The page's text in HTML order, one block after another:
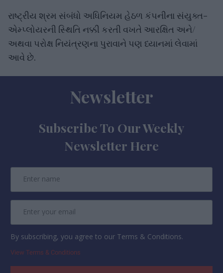
રાષ્ટ્રીય શ્રમ સંબંધો અધિનિયમ હેઠળ કંપનીના સંયુક્ત-
એમ્પ્લોયરની સ્થિતિ નક્કી કરતી વખતે આરક્ષિત અને/
અથવા પરોક્ષ નિયંત્રણના પુરાવાને પણ ધ્યાનમાં લેવામાં
આવે છે.
Newsletter
Subscribe To Our Weekly
Newsletter Here
By subscribing, you agree to our Terms & Conditions.
View Terms & Conditions